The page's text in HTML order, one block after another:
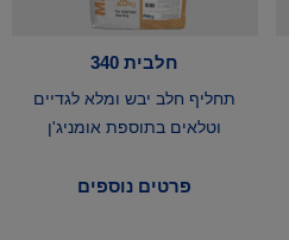
חלבית 340
תחליף חלב יבש ומלא לגדיים
וטלאים בתוספת אומניג'ן
פרטים נוספים